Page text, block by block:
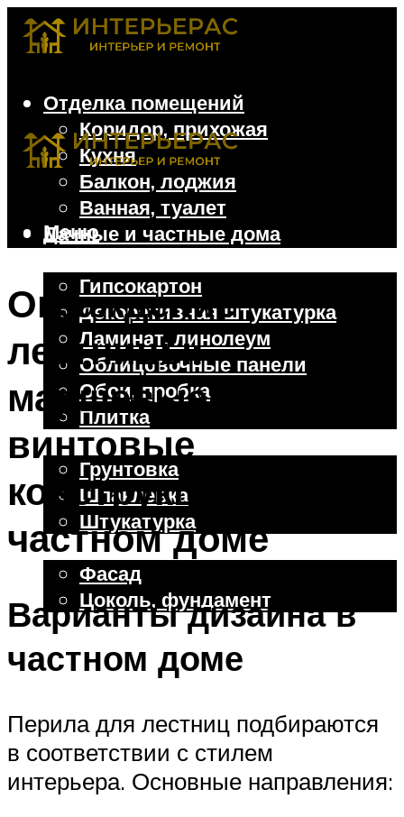
Отделка помещений
Коридор, прихожая
Кухня
Балкон, лоджия
Ванная, туалет
Дачные и частные дома
Гипсокартон
Декоративная штукатурка
Ламинат, линолеум
Облицовочные панели
Обои, пробка
Плитка
Отделочные работы
Грунтовка
Шпаклевка
Штукатурка
Внешняя отделка
Фасад
Цоколь, фундамент
Меню
Меню
Ограждение
лестницы:
маршевые и
винтовые
конструкции в
частном доме
Варианты дизайна в
частном доме
Перила для лестниц подбираются
в соответствии с стилем
интерьера. Основные направления: